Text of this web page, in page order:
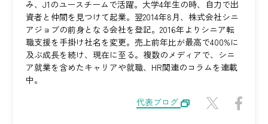
み、J1のユースチームで活躍。大学4年生の時、自力で出
資者と仲間を見つけて起業。翌2014年8月、株式会社シニ
アジョブの前身となる会社を登記。2016年よりシニア転
職支援を手掛け社名を変更。売上前年比が最高で400%に
及ぶ成長を続け、現在に至る。複数のメディアで、シニ
ア就業を含めたキャリアや就職、HR関連のコラムを連載
中。
代表ブログ